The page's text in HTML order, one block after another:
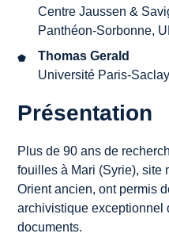
Centre Jaussen &
Panthéon-Sorbonne,
Thomas Gerald
Université Paris-
Présentation
Plus de 90 ans de
fouilles à Mari (Syrie), site
Orient ancien, ont permis
archivistique exceptionnel
documents.